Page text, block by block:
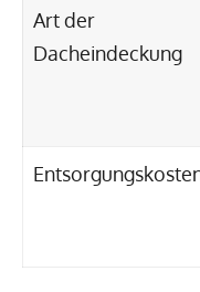
Art der
Dacheindeckung